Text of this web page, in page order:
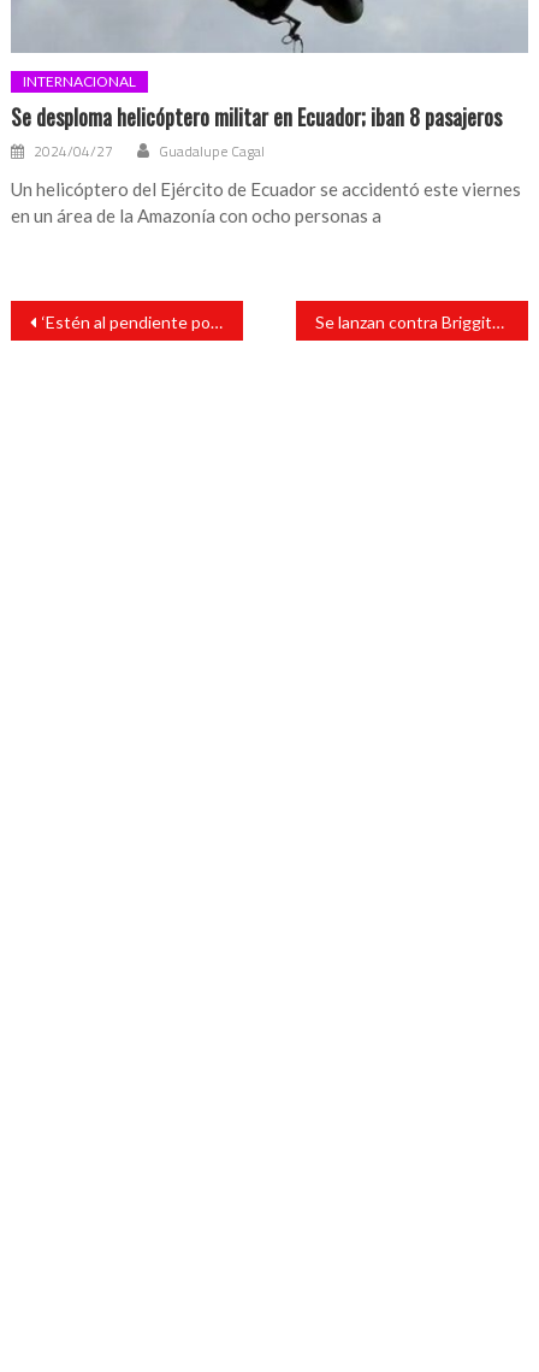
INTERNACIONAL
Se desploma helicóptero militar en Ecuador; iban 8 pasajeros
2024/04/27 Guadalupe Cagal
Un helicóptero del Ejército de Ecuador se accidentó este viernes
en un área de la Amazonía con ocho personas a
Navegación
entradas
‘Estén al pendiente porque se viene la nuestra’: Hermano de Adrián Marcelo Se lanzan contra Briggitte Bozzo por no apoyar a Gala Montes durante discusión con Adrián Marcelo